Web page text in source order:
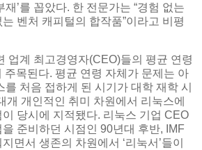
재’를 꼽았다. 한 전문가는 “경험 없는
벤처 캐피털의 합작품”이라고 비평
업계 최고경영자(CEO)들의 평균 연령
주목된다. 평균 연령 자체가 문제는 아
처음 접하게 된 시기가 대학 재학 시
개 개인적인 취미 차원에서 리눅스에
당시에 지적됐다. 리눅스 기업 CEO
준비하던 시점인 90년대 후반, IMF
면서 생존의 차원에서 ‘리눅서’들이